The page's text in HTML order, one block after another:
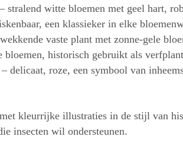
– stralend witte bloemen met geel hart,
een klassieker in elke
vaste plant met zonne-gele
bloemen, historisch gebruikt als
– delicaat, roze, een symbool van
kleurrijke illustraties in de stijl van
insecten wil ondersteunen.